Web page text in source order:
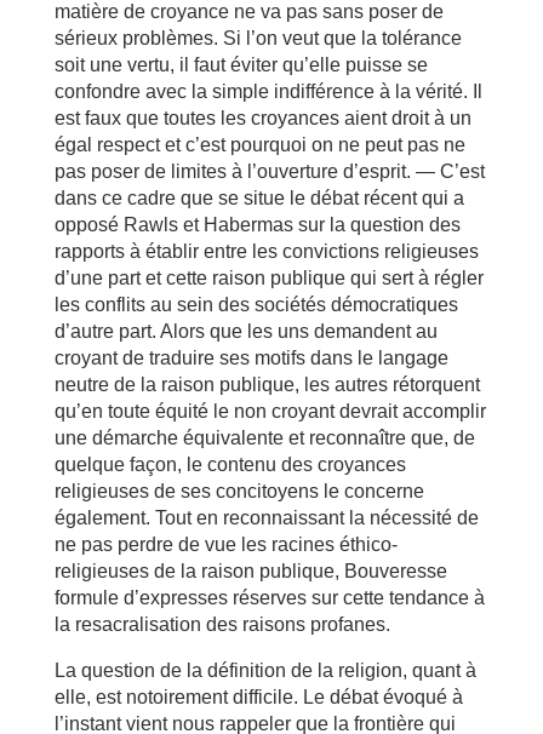
matière de croyance ne va pas sans poser de
sérieux problèmes. Si l’on veut que la tolérance
soit une vertu, il faut éviter qu’elle puisse se
confondre avec la simple indifférence à la vérité. Il
est faux que toutes les croyances aient droit à un
égal respect et c’est pourquoi on ne peut pas ne
pas poser de limites à l’ouverture d’esprit. — C’est
dans ce cadre que se situe le débat récent qui a
opposé Rawls et Habermas sur la question des
rapports à établir entre les convictions religieuses
d’une part et cette raison publique qui sert à régler
les conflits au sein des sociétés démocratiques
d’autre part. Alors que les uns demandent au
croyant de traduire ses motifs dans le langage
neutre de la raison publique, les autres rétorquent
qu’en toute équité le non croyant devrait accomplir
une démarche équivalente et reconnaître que, de
quelque façon, le contenu des croyances
religieuses de ses concitoyens le concerne
également. Tout en reconnaissant la nécessité de
ne pas perdre de vue les racines éthico-
religieuses de la raison publique, Bouveresse
formule d’expresses réserves sur cette tendance à
la resacralisation des raisons profanes.
La question de la définition de la religion, quant à
elle, est notoirement difficile. Le débat évoqué à
l’instant vient nous rappeler que la frontière qui